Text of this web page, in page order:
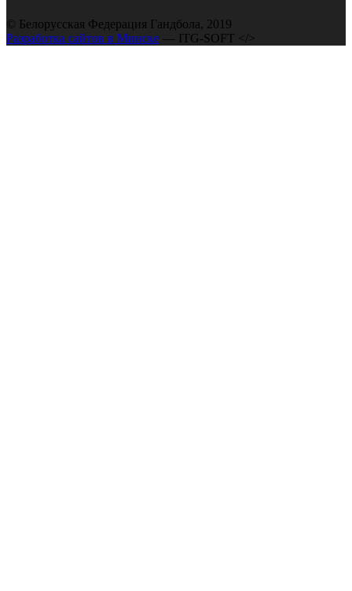
© Белорусская Федерация Гандбола, 2019
Разработка сайтов в Минске — ITG-SOFT </>